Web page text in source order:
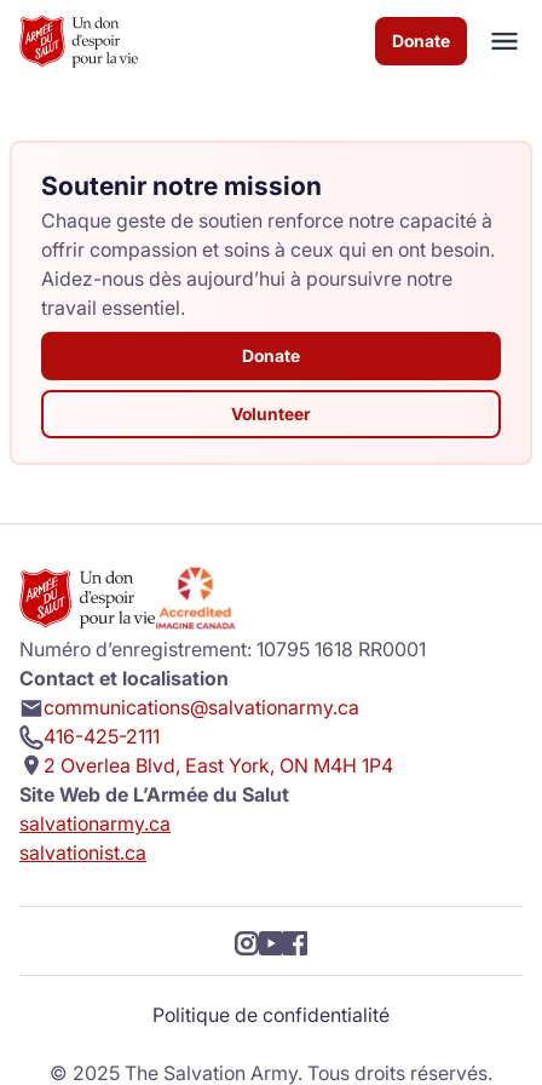
Skip to Main Content
Donate
À propos de nous
Services de culte
Les programmes
Comment vous pouvez aider
Soutenir notre mission
Chaque geste de soutien renforce notre capacité à
offrir compassion et soins à ceux qui en ont besoin.
Aidez-nous dès aujourd’hui à poursuivre notre
travail essentiel.
Donate
Volunteer
Numéro d’enregistrement: 10795 1618 RR0001
Contact et localisation
communications@salvationarmy.ca
416-425-2111
2 Overlea Blvd, East York, ON M4H 1P4
Site Web de L’Armée du Salut
salvationarmy.ca
salvationist.ca
Politique de confidentialité
© 2025 The Salvation Army. Tous droits réservés.